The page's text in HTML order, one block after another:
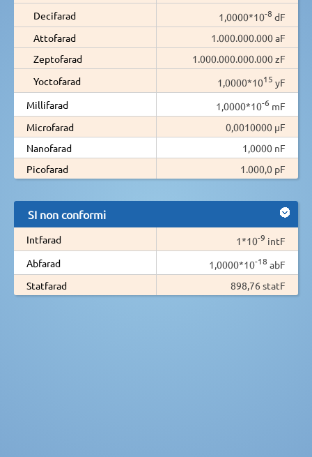
Decifarad
1,0000*10-8 dF
Attofarad
1.000.000.000 aF
Zeptofarad
1.000.000.000.000 zF
Yoctofarad
1,0000*1015 yF
Millifarad
1,0000*10-6 mF
Microfarad
0,0010000 µF
Nanofarad
1,0000 nF
Picofarad
1.000,0 pF
SI non conformi
Intfarad 1*10-9 intF
Abfarad
1,0000*10-18 abF
Statfarad
898,76 statF